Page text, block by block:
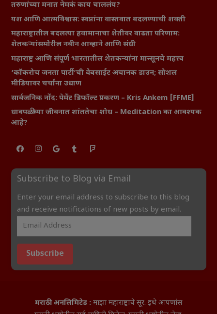
तरुणांच्या मनात नेमकं काय चाललंय?
यश आणि आत्मविश्वास: स्वप्नांना वास्तवात बदलण्याची शक्ती
महाराष्ट्रातील बदलत्या हवामानाचा शेतीवर वाढता परिणाम:
शेतकऱ्यांसमोरील नवीन आव्हाने आणि संधी
महाराष्ट्र आणि संपूर्ण भारतातील शेतकऱ्यांना मान्सूनचे महत्त्व
‘कॉकरोच जनता पार्टी’ची वेबसाईट अचानक डाउन; सोशल
मीडियावर चर्चांना उधाण
सार्वजनिक नोंद: पेमेंट डिफॉल्ट प्रकरण – Kris Ankem [FFME]
धावपळीच्या जीवनात शांततेचा शोध – Meditation का आवश्यक
आहे?
Subscribe to Blog via Email
Enter your email address to subscribe to this blog
and receive notifications of new posts by email.
Subscribe
मराठी अनलिमिटेड : माझा महाराष्ट्राचे सूर. इथे आपणांस